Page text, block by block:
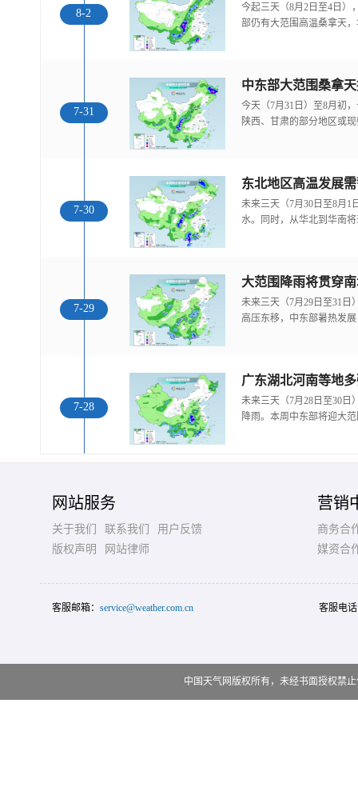
8-2
今起三天（8月2日至4日）
部仍有大范围高温桑拿天
7-31
中东部大范围桑拿
今天（7月31日）至8月初
陕西、甘肃的部分地区或
7-30
东北地区高温发展
未来三天（7月30日至8月1
水。同时，从华北到华南
7-29
大范围降雨将贯穿
未来三天（7月29日至31日
高压东移，中东部暑热发
7-28
广东湖北河南等地
未来三天（7月28日至30日
降雨。本周中东部将迎大
网站服务
关于我们 联系我们
用户反馈
版权声明
网站律师
营销
商务合
媒资合
客服邮箱： service@weather.com.cn 客服电
中国天气网版权所有，未经书面授权